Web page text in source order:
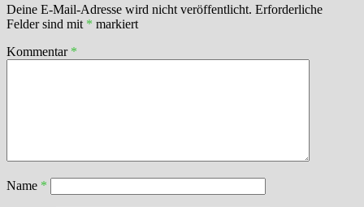
Deine E-Mail-Adresse wird nicht veröffentlicht. Erforderliche
Felder sind mit * markiert
Kommentar *
Name *